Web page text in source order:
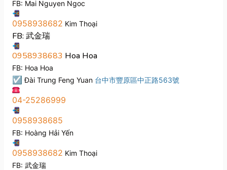
FB: Mai Nguyen Ngoc
0958938682 Kim Thoại
FB: 武金瑞
0958938683 Hoa Hoa
FB: Hoa Hoa
☑Đài Trung Feng Yuan 台中市豐原區中正路563號
04-25286999
0958938685
FB: Hoàng Hải Yến
0958938682 Kim Thoại
FB: 武金瑞